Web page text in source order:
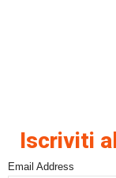
Iscriviti
Email Address